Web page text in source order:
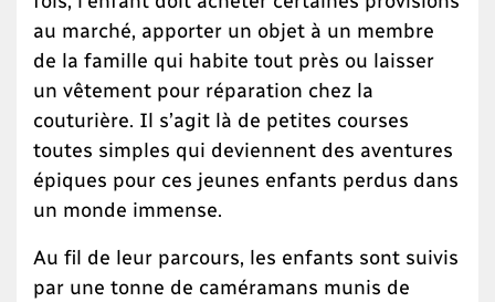
au marché, apporter un objet à un membre
de la famille qui habite tout près ou laisser
un vêtement pour réparation chez la
couturière. Il s’agit là de petites courses
toutes simples qui deviennent des aventures
épiques pour ces jeunes enfants perdus dans
un monde immense.
Au fil de leur parcours, les enfants sont suivis
par une tonne de caméramans munis de